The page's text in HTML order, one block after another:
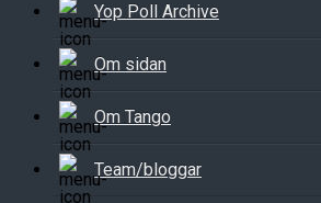
Yop Poll Archive
Om sidan
Om Tango
Team/bloggar